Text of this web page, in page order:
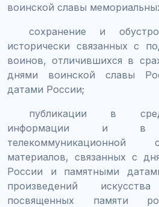
воинской славы
сохранение и
исторически связанных с
воинов, отличившихся в
днями воинской славы
датами России;
публикации в
информации и в
материалов, связанных с
России и памятными
произведений
посвященных памяти